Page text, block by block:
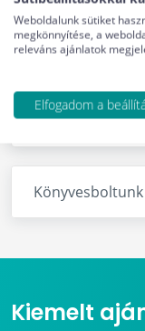
költségvetési szervek
szerint kell könyvelni,
Reményeink szerint a
munkavégzésben,
hallgatókat a vizsgákra
Kiemelt
Weboldalunk sütiket
megkönnyítése, a
releváns ajánlatok
Elfogadom a